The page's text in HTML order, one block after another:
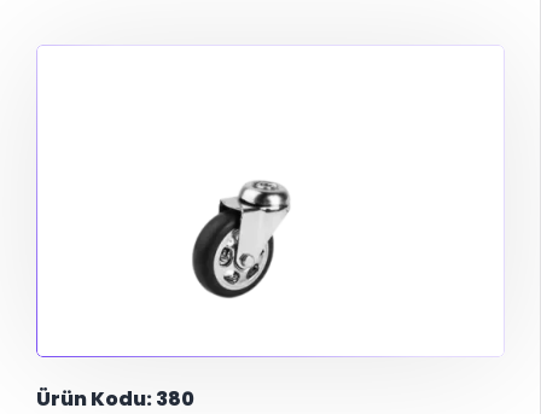
Ürün Kodu: 380